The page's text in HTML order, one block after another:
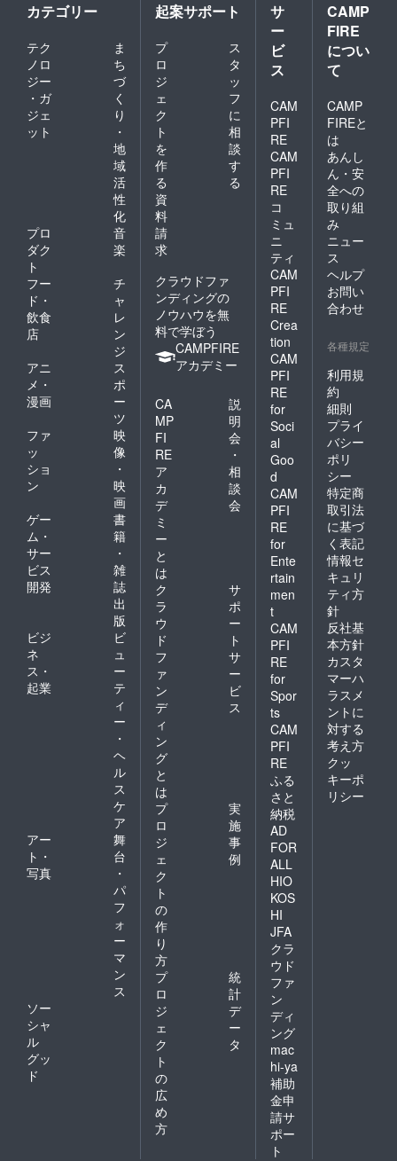
カテゴリー
テク
ノロ
ジー
・ガ
ジェ
ット
ま
ち
づ
く
り
・
地
域
活
性
化
プロ
ダク
ト
音
楽
フー
ド・
飲食
店
チ
ャ
レ
ン
ジ
アニ
メ・
漫画
ス
ポ
ー
ツ
ファ
ッ
ショ
ン
映
像
・
映
画
ゲー
ム・
サー
ビス
開発
書
籍
・
雑
誌
出
版
ビジ
ネ
ス・
起業
ビ
ュ
ー
テ
ィ
ー
・
ヘ
ル
ス
ケ
ア
アー
ト・
写真
舞
台
・
パ
フ
ォ
ー
マ
ン
ス
ソー
シャ
ル
グッ
ド
起案サポート
プ
ロ
ジ
ェ
ク
ト
を
作
る
ス
タ
ッ
フ
に
相
談
す
る
資
料
請
求
クラウドファ
ンディングの
ノウハウを無
料で学ぼう
CAMPFIRE
アカデミー
CA
MP
FI
RE
ア
カ
デ
ミ
ー
と
は
説
明
会
・
相
談
会
ク
ラ
ウ
ド
フ
ァ
ン
デ
ィ
ン
グ
と
は
サ
ポ
ー
ト
サ
ー
ビ
ス
プ
ロ
ジ
ェ
ク
ト
の
作
り
方
実
施
事
例
プ
ロ
ジ
ェ
ク
ト
の
広
め
方
統
計
デ
ー
タ
サ
ー
ビ
ス
CAM
PFI
RE
CAM
PFI
RE
コ
ミュ
ニ
ティ
CAM
PFI
RE
Crea
tion
CAM
PFI
RE
for
Soci
al
Goo
d
CAM
PFI
RE
for
Ente
rtain
men
t
CAM
PFI
RE
for
Spor
ts
CAM
PFI
RE
ふる
さと
納税
AD
FOR
ALL
HIO
KOS
HI
JFA
クラ
ウド
ファ
ン
ディ
ング
mac
hi-ya
補助
金申
請サ
ポー
ト
CAMP
FIRE
につい
て
CAMP
FIREと
は
あんし
ん・安
全への
取り組
み
ニュー
ス
ヘルプ
お問い
合わせ
各種規定
利用規
約
細則
プライ
バシー
ポリ
シー
特定商
取引法
に基づ
く表記
情報セ
キュリ
ティ方
針
反社基
本方針
カスタ
マーハ
ラスメ
ントに
対する
考え方
クッ
キーポ
リシー